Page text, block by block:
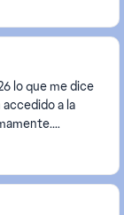
lo que me dice
accedido a la